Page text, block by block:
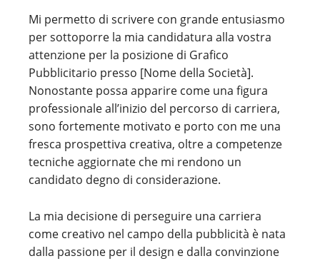
Mi permetto di scrivere con grande entusiasmo
per sottoporre la mia candidatura alla vostra
attenzione per la posizione di Grafico
Pubblicitario presso [Nome della Società].
Nonostante possa apparire come una figura
professionale all’inizio del percorso di carriera,
sono fortemente motivato e porto con me una
fresca prospettiva creativa, oltre a competenze
tecniche aggiornate che mi rendono un
candidato degno di considerazione.
La mia decisione di perseguire una carriera
come creativo nel campo della pubblicità è nata
dalla passione per il design e dalla convinzione